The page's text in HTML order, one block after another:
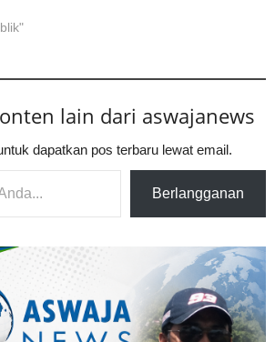
lain dari aswajanews
dapatkan pos terbaru lewat email.
Berlangganan